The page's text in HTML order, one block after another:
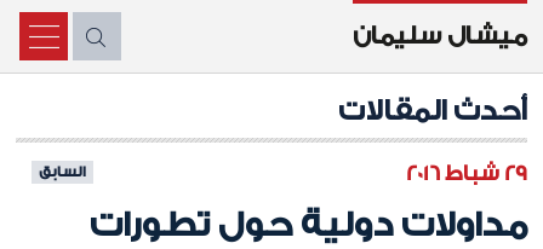
ميشال سليمان X
أحدث المقالات
29 شباط 2016 السابق
مداولات دولية حول تطورات